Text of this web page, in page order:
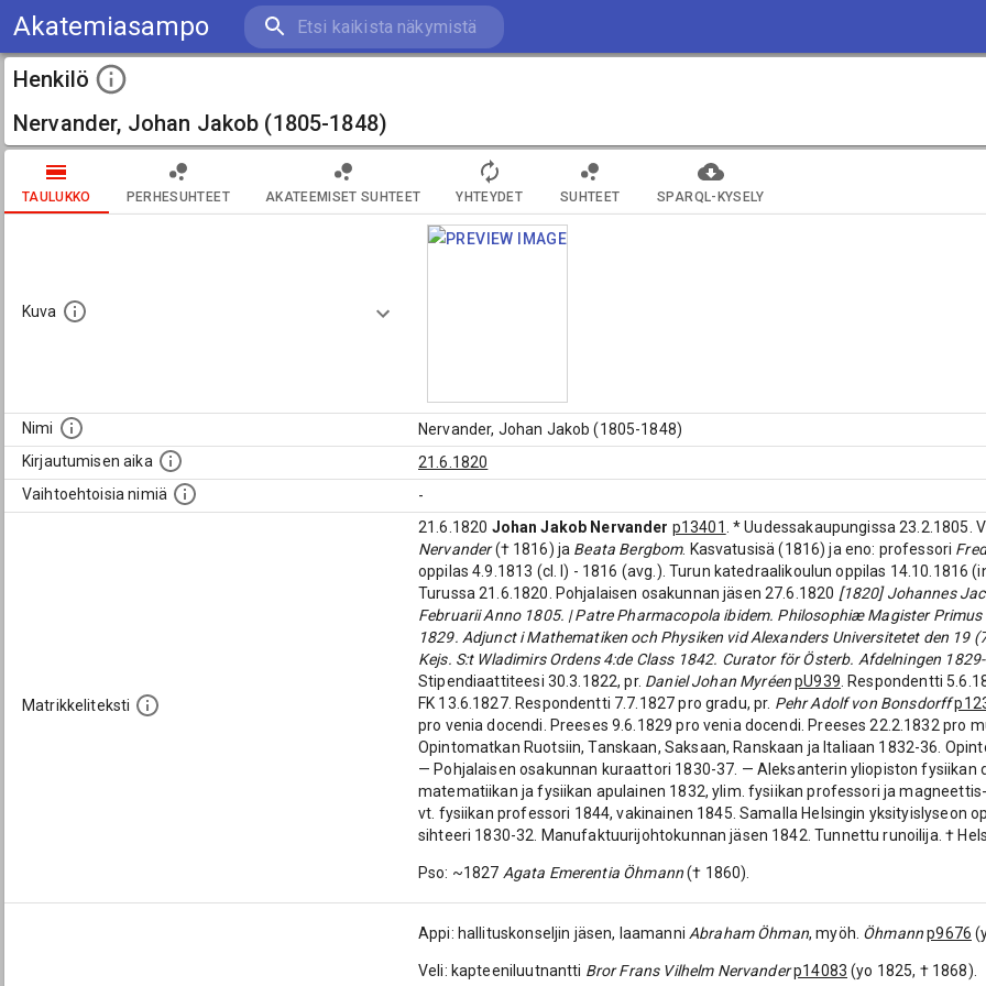
Akatemiasampo
Henkilö
Nervander, Johan Jakob (1805-1848)
TAULUKKO PERHESUHTEET AKATEEMISET SUHTEET YHTEYDET SUHTEET SPARQL-KYSELY
Kuva
Nimi
Nervander, Johan Jakob (1805-1848)
Kirjautumisen aika
21.6.1820
Vaihtoehtoisia nimiä
-
Matrikkeliteksti
21.6.1820 Johan Jakob Nervander p13401 . * Uudessakaupungissa
Nervander(† 1816) ja Beata Bergbom. Kasvatusisä (1816) ja eno: professori
oppilas 4.9.1813 (cl. I) - 1816 (avg.). Turun katedraalikoulun oppilas 14.10.1816
Turussa 21.6.1820. Pohjalaisen osakunnan jäsen 27.6.1820 [1820] Johannes
Februarii Anno 1805. | Patre Pharmacopola ibidem. Philosophiæ Magister
1829. Adjunct i Mathematiken och Physiken vid Alexanders Universitetet den 19
Kejs. S:t Wladimirs Ordens 4:de Class 1842. Curator för Österb. Afdelningen
Stipendiaattiteesi 30.3.1822, pr. Daniel Johan MyréenpU939 . Respondentti
FK 13.6.1827. Respondentti 7.7.1827 pro gradu, pr. Pehr Adolf von Bonsdorff
pro venia docendi. Preeses 9.6.1829 pro venia docendi. Preeses 22.2.1832 pro
Opintomatkan Ruotsiin, Tanskaan, Saksaan, Ranskaan ja Italiaan 1832-36.
— Pohjalaisen osakunnan kuraattori 1830-37. — Aleksanterin yliopiston fysiikan
matematiikan ja fysiikan apulainen 1832, ylim. fysiikan professori ja
vt. fysiikan professori 1844, vakinainen 1845. Samalla Helsingin yksityislyseon
sihteeri 1830-32. Manufaktuurijohtokunnan jäsen 1842. Tunnettu runoilija. †
Pso: ~1827 Agata Emerentia Öhmann(† 1860).
Appi: hallituskonseljin jäsen, laamanni Abraham Öhman, myöh. Öhmann p9676
Veli: kapteeniluutnantti Bror Frans Vilhelm Nervanderp14083 (yo 1825, † 1868).